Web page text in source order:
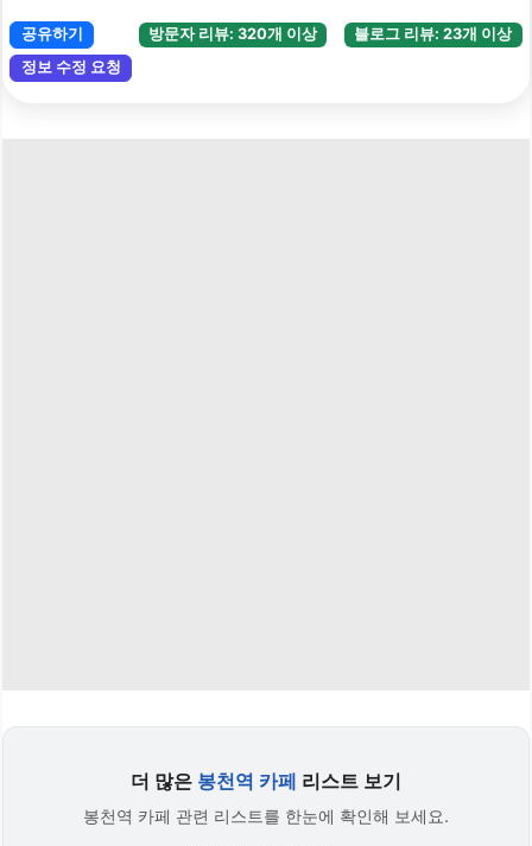
블로그 리뷰: 23개 이상
방문자 리뷰: 320개 이상
공유하기
정보 수정 요청
더 많은 봉천역 카페 리스트 보기
봉천역 카페 관련 리스트를 한눈에 확인해 보세요.